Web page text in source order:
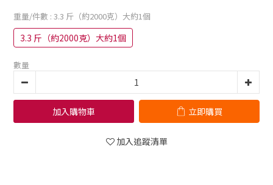
重量/件數 : 3.3 斤（約2000克）大約1個
3.3 斤（約2000克）大約1個
數量
加入購物車 立即購買
加入追蹤清單